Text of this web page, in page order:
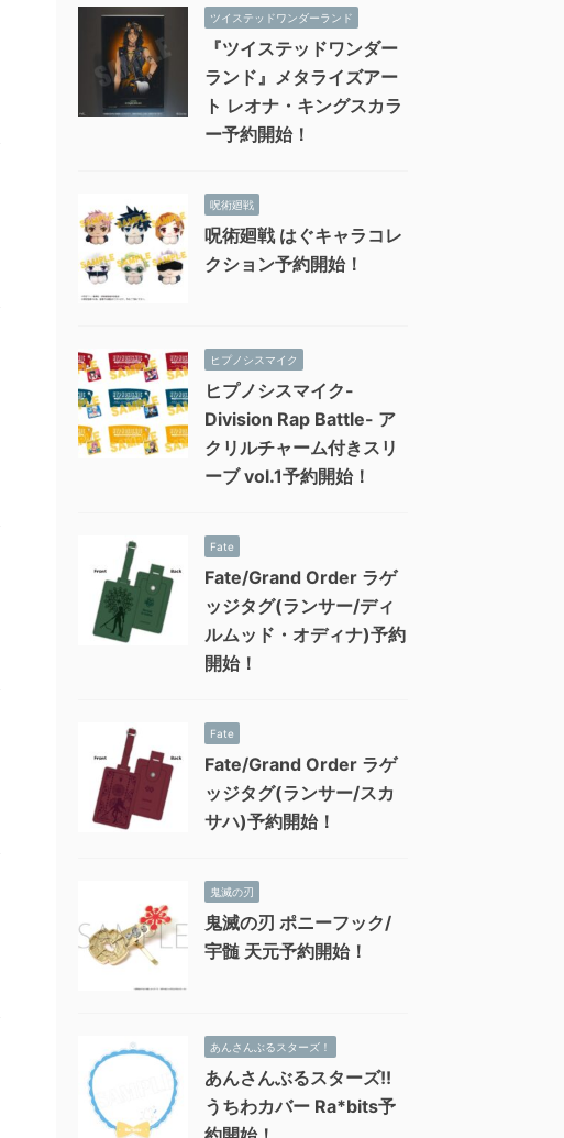
ツイステッドワンダーランド
『ツイステッドワンダー
ランド』メタライズアー
ト レオナ・キングスカラ
ー予約開始！
呪術廻戦
呪術廻戦 はぐキャラコレ
クション予約開始！
ヒプノシスマイク
ヒプノシスマイク-
Division Rap Battle- ア
クリルチャーム付きスリ
ーブ vol.1予約開始！
Fate
Fate/Grand Order ラゲ
ッジタグ(ランサー/ディ
ルムッド・オディナ)予約
開始！
Fate
Fate/Grand Order ラゲ
ッジタグ(ランサー/スカ
サハ)予約開始！
鬼滅の刃
鬼滅の刃 ポニーフック/
宇髄 天元予約開始！
あんさんぶるスターズ！
あんさんぶるスターズ!!
うちわカバー Ra*bits予